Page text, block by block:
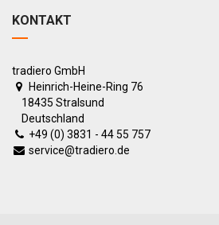
KONTAKT
tradiero GmbH
Heinrich-Heine-Ring 76
18435 Stralsund
Deutschland
+49 (0) 3831 - 44 55 757
service@tradiero.de